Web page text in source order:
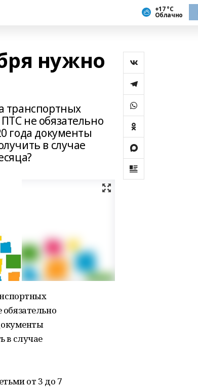
+17 °С
Облачно
нужно
транспортных
не обязательно
года документы
в случае
в случае
от 3 до 7